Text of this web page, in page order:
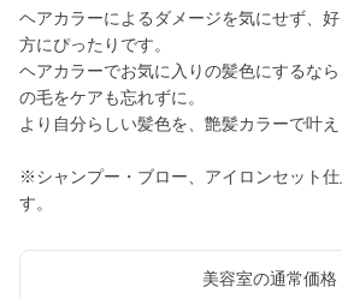
ヘアカラーによるダメージを気にせず、
方にぴったりです。
ヘアカラーでお気に入りの髪色にするな
の毛をケアも忘れずに。
より自分らしい髪色を、艶髪カラーで叶え
※シャンプー・ブロー、アイロンセット仕
す。
美容室の通常価格